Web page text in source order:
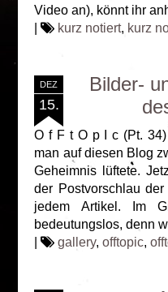
Video an), könnt ihr
| kurz notiert, kurz
DEZ
15.
Bilder-
O f F t O p I c (Pt.
man auf diesen Blog
Geheimnis lüftete.
der Postvorschlau
jedem Artikel. Im
bedeutungslos, denn
| gallery,offtopic,